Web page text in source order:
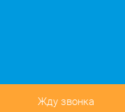
Жду звонка